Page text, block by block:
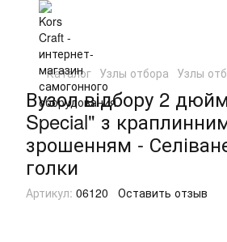
Каталог Узлы отбора Узлы
Вузол відбору 2
Special" з
зрошенням -
голки
Артикул: 06120 Оставить отзыв